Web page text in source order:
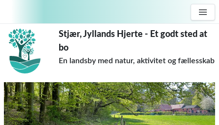
Stjær, Jyllands Hjerte - Et godt sted at
bo
En landsby med natur, aktivitet og fællesskab